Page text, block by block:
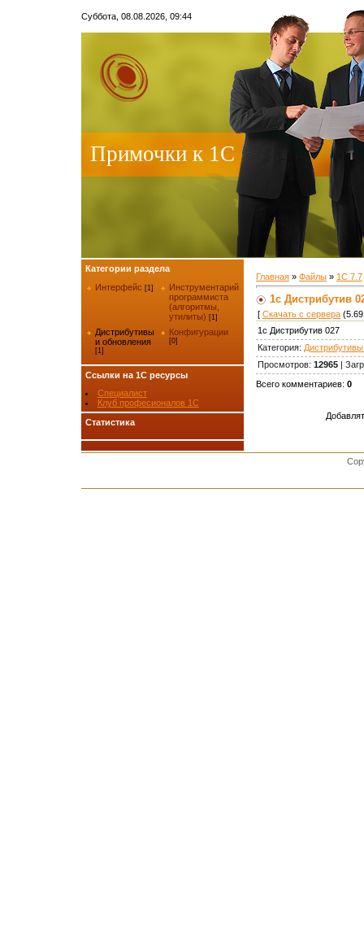
Суббота, 08.08.2026, 09:44
Примочки к 1С
Категории раздела
Интерфейс [1]
Инструментарий
программиста
(алгоритмы,
утилиты) [1]
Дистрибутивы
и обновления
[1]
Конфигурации
[0]
Ссылки на 1С ресурсы
Специалист
Клуб професионалов 1С
Статистика
Главная » Файлы » 1С 7.7
1с Дистрибутив
[ Скачать с сервера
1с Дистрибутив 027
Категория:
Просмотров: 12965 |
Всего комментариев: 0